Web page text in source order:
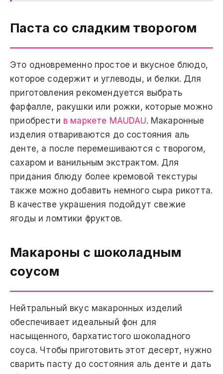
Паста со сладким творогом
Это одновременно простое и вкусное блюдо,
которое содержит и углеводы, и белки. Для
приготовления рекомендуется выбрать
фарфалле, ракушки или рожки, которые можно
приобрести в маркете MAUDAU. Макаронные
изделия отвариваются до состояния аль
денте, а после перемешиваются с творогом,
сахаром и ванильным экстрактом. Для
придания блюду более кремовой текстуры
также можно добавить немного сыра рикотта.
В качестве украшения подойдут свежие
ягоды и ломтики фруктов.
Макароны с шоколадным
соусом
Нейтральный вкус макаронных изделий
обеспечивает идеальный фон для
насыщенного, бархатистого шоколадного
соуса. Чтобы приготовить этот десерт, нужно
сварить пасту до состояния аль денте и дать